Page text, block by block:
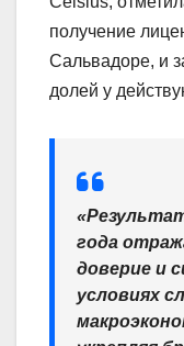
получение
Сальвадоре, и
долей у
года
доверие и
условиях